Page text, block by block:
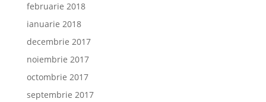
februarie 2018
ianuarie 2018
decembrie 2017
noiembrie 2017
octombrie 2017
septembrie 2017